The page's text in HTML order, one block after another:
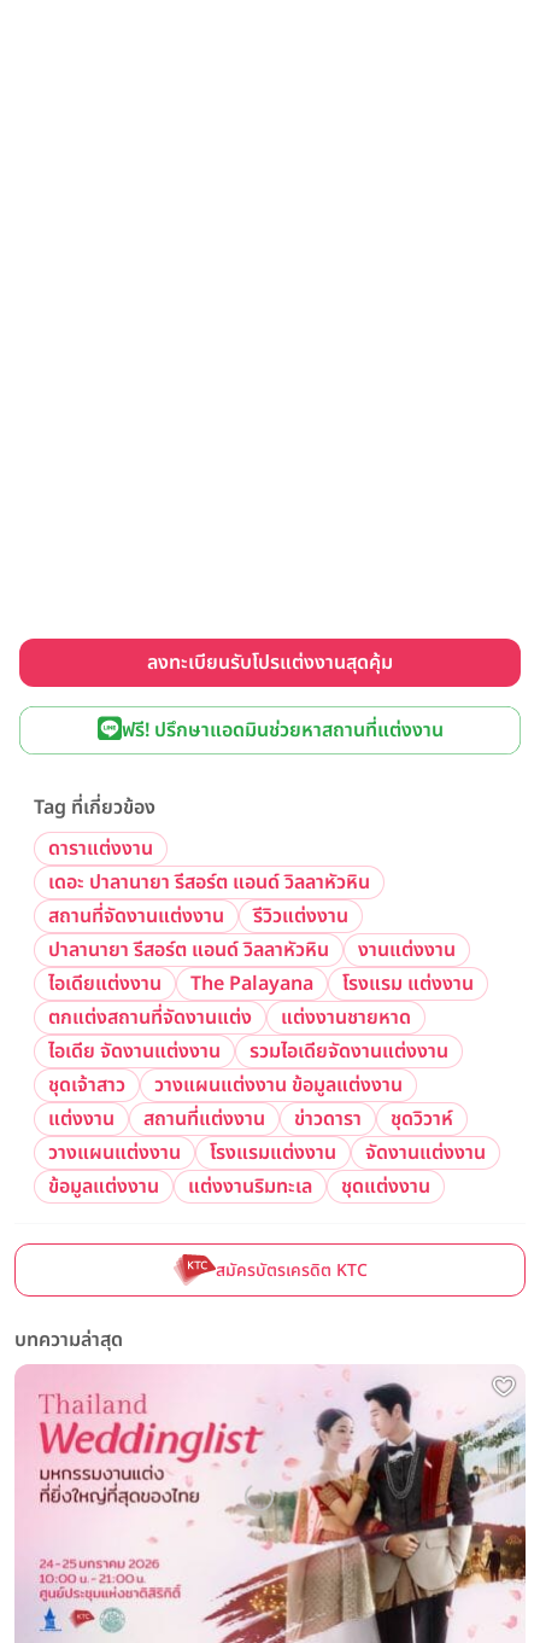
ลงทะเบียนรับโปรแต่งงานสุดคุ้ม
ฟรี! ปรึกษาแอดมินช่วยหาสถานที่แต่งงาน
Tag ที่เกี่ยวข้อง
ดาราแต่งงาน
เดอะ ปาลานายา รีสอร์ต แอนด์ วิลลาหัวหิน
สถานที่จัดงานแต่งงาน
รีวิวแต่งงาน
ปาลานายา รีสอร์ต แอนด์ วิลลาหัวหิน
งานแต่งงาน
ไอเดียแต่งงาน
The Palayana
โรงแรม แต่งงาน
ตกแต่งสถานที่จัดงานแต่ง
แต่งงานชายหาด
ไอเดีย จัดงานแต่งงาน
รวมไอเดียจัดงานแต่งงาน
ชุดเจ้าสาว
วางแผนแต่งงาน ข้อมูลแต่งงาน
แต่งงาน
สถานที่แต่งงาน ข่าวดารา
ชุดวิวาห์
วางแผนแต่งงาน
โรงแรมแต่งงาน
จัดงานแต่งงาน
ข้อมูลแต่งงาน
แต่งงานริมทะเล ชุดแต่งงาน
สมัครบัตรเครดิต KTC
บทความล่าสุด